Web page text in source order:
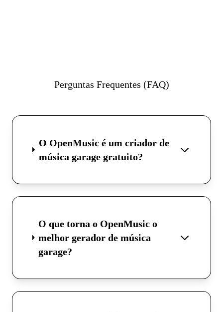
Perguntas Frequentes (FAQ)
O OpenMusic é um criador de
música garage gratuito?
O que torna o OpenMusic o
melhor gerador de música
garage?